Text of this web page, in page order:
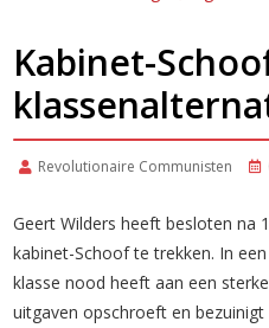
Kabinet-
Revolutionaire Communisten
Geert Wilders heeft besloten na
kabinet-Schoof te trekken. In
klasse nood heeft aan een
uitgaven opschroeft en